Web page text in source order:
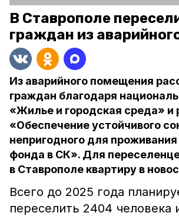
В Ставрополе
граждан из
Из аварийного помещения
граждан благодаря
«Жилье и городская среда» и
«Обеспечение устойчивого
непригодного для
фонда в СК». Для
в Ставрополе квартиру в
Всего до 2025 года
переселить 2404 человека